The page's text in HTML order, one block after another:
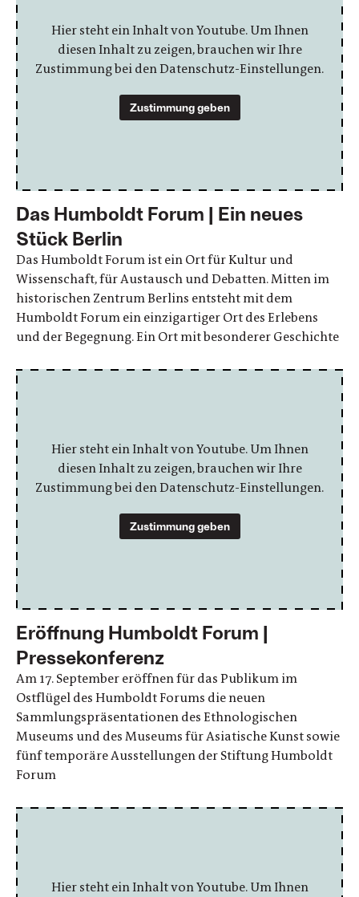
Hier steht ein Inhalt von Youtube. Um Ihnen
diesen Inhalt zu zeigen, brauchen wir Ihre
Zustimmung bei den Datenschutz-Einstellungen.
Zustimmung geben
Das Humboldt Forum | Ein neues
Stück Berlin
Das Humboldt Forum ist ein Ort für Kultur und
Wissenschaft, für Austausch und Debatten. Mitten im
historischen Zentrum Berlins entsteht mit dem
Humboldt Forum ein einzigartiger Ort des Erlebens
und der Begegnung. Ein Ort mit besonderer Geschichte
Hier steht ein Inhalt von Youtube. Um Ihnen
diesen Inhalt zu zeigen, brauchen wir Ihre
Zustimmung bei den Datenschutz-Einstellungen.
Zustimmung geben
Eröffnung Humboldt Forum |
Pressekonferenz
Am 17. September eröffnen für das Publikum im
Ostflügel des Humboldt Forums die neuen
Sammlungspräsentationen des Ethnologischen
Museums und des Museums für Asiatische Kunst sowie
fünf temporäre Ausstellungen der Stiftung Humboldt
Forum
Hier steht ein Inhalt von Youtube. Um Ihnen